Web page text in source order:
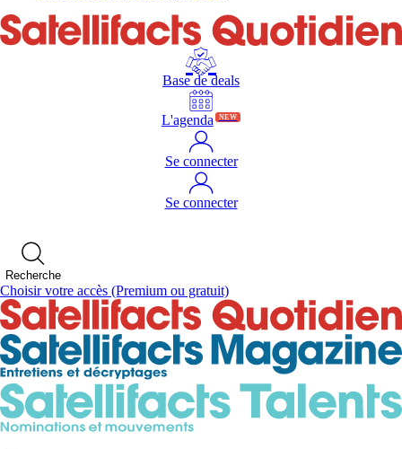
Base de deals
L'agenda NEW
Se connecter
Se connecter
Recherche
Choisir votre accès (Premium ou gratuit)